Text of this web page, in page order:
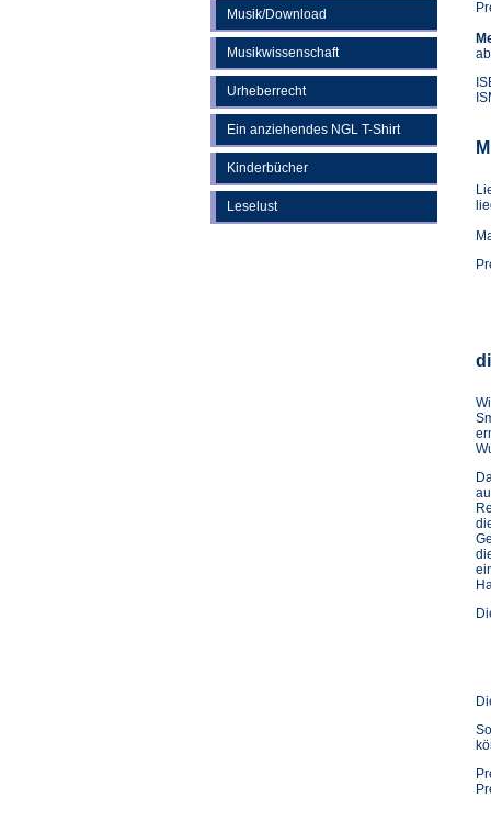
Musik/Download
Musikwissenschaft
Urheberrecht
Ein anziehendes NGL T-Shirt
Kinderbücher
Leselust